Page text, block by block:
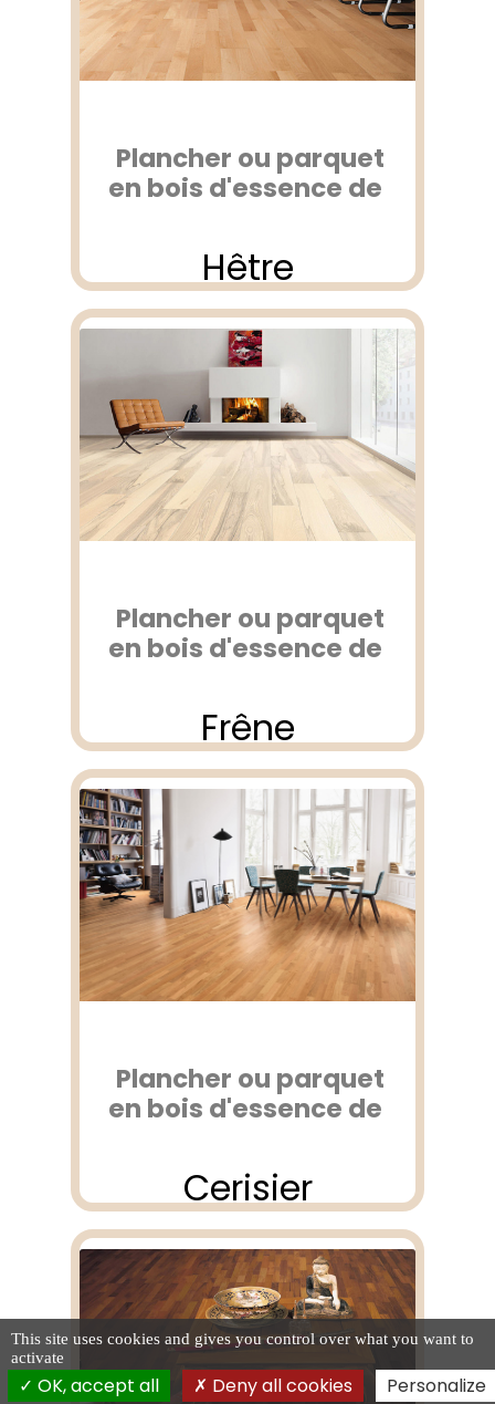
Plancher ou parquet
en bois d'essence de
Hêtre
Plancher ou parquet
en bois d'essence de
Frêne
Plancher ou parquet
en bois d'essence de
Cerisier
This site uses cookies and gives you control over what you want to
activate
OK, accept all Deny all cookies Personalize